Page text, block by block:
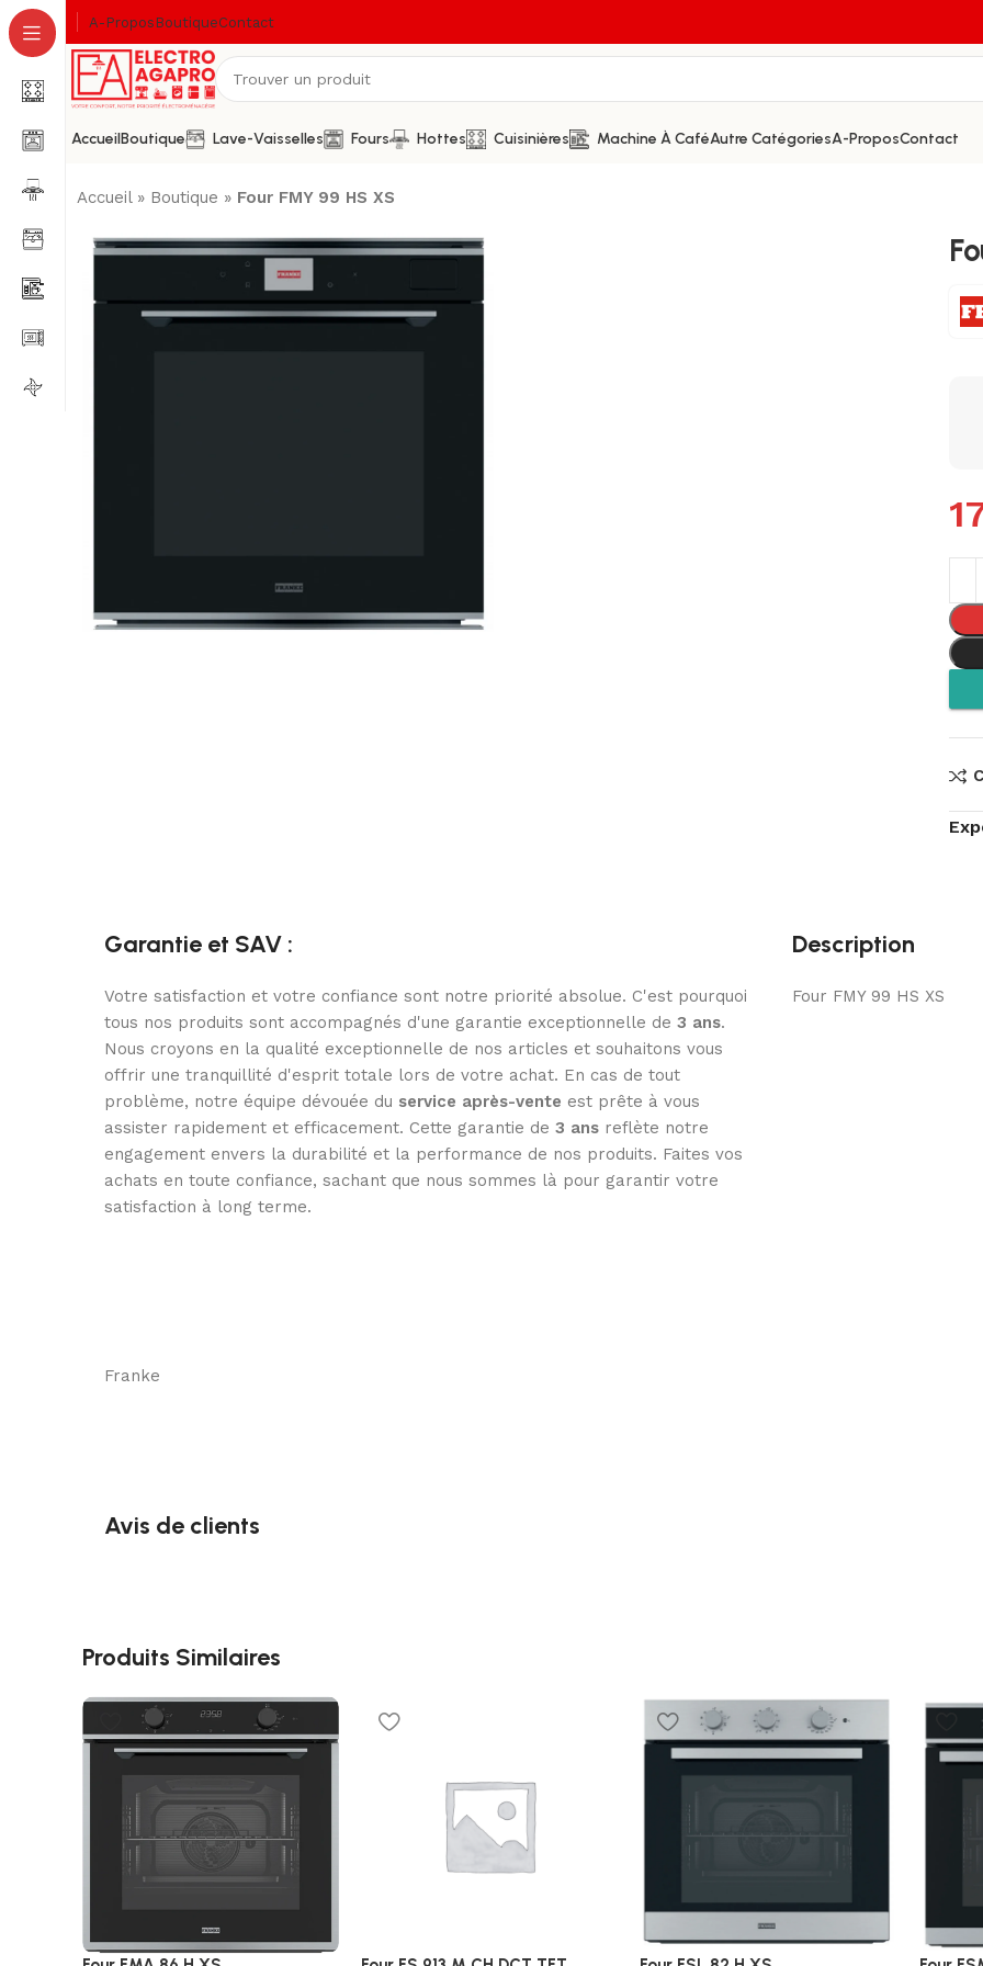
A-Propos BoutiqueContact
AccueilBoutique Lave-Vaisselles Fours Hottes Cuisinières Machine À CaféAutre CatégoriesA-ProposContact
Accueil» Boutique » Four FMY 99 HS XS
Garantie et SAV :
Votre satisfaction et votre confiance sont notre priorité absolue. C'est pourquoi
tous nos produits sont accompagnés d'une garantie exceptionnelle de 3 ans.
Nous croyons en la qualité exceptionnelle de nos articles et souhaitons vous
offrir une tranquillité d'esprit totale lors de votre achat. En cas de tout
problème, notre équipe dévouée du service après-vente est prête à vous
assister rapidement et efficacement. Cette garantie de 3 ans reflète notre
engagement envers la durabilité et la performance de nos produits. Faites vos
achats en toute confiance, sachant que nous sommes là pour garantir votre
satisfaction à long terme.
Description
Four FMY 99 HS XS
Franke
Avis de clients
Produits Similaires